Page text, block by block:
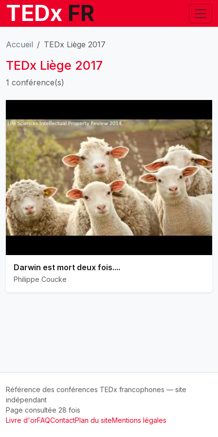
TEDx FR
Accueil TEDx Liège 2017
TEDx Liège 2017
1 conférence(s)
Darwin est mort deux fois....
Philippe Coucke
Référence des conférences TEDx francophones — site
indépendant
Page consultée 28 fois
Livre d'orFAQContactPlan du siteMentions légales